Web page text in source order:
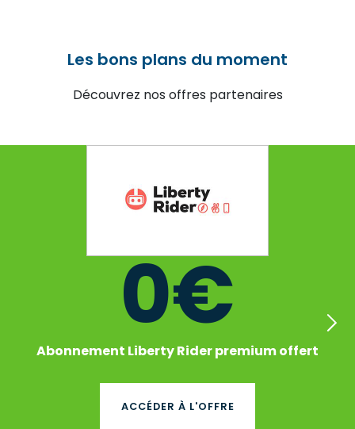
Les bons plans du moment
Découvrez nos offres partenaires
0€
Abonnement Liberty Rider premium offert
ACCÉDER À L'OFFRE